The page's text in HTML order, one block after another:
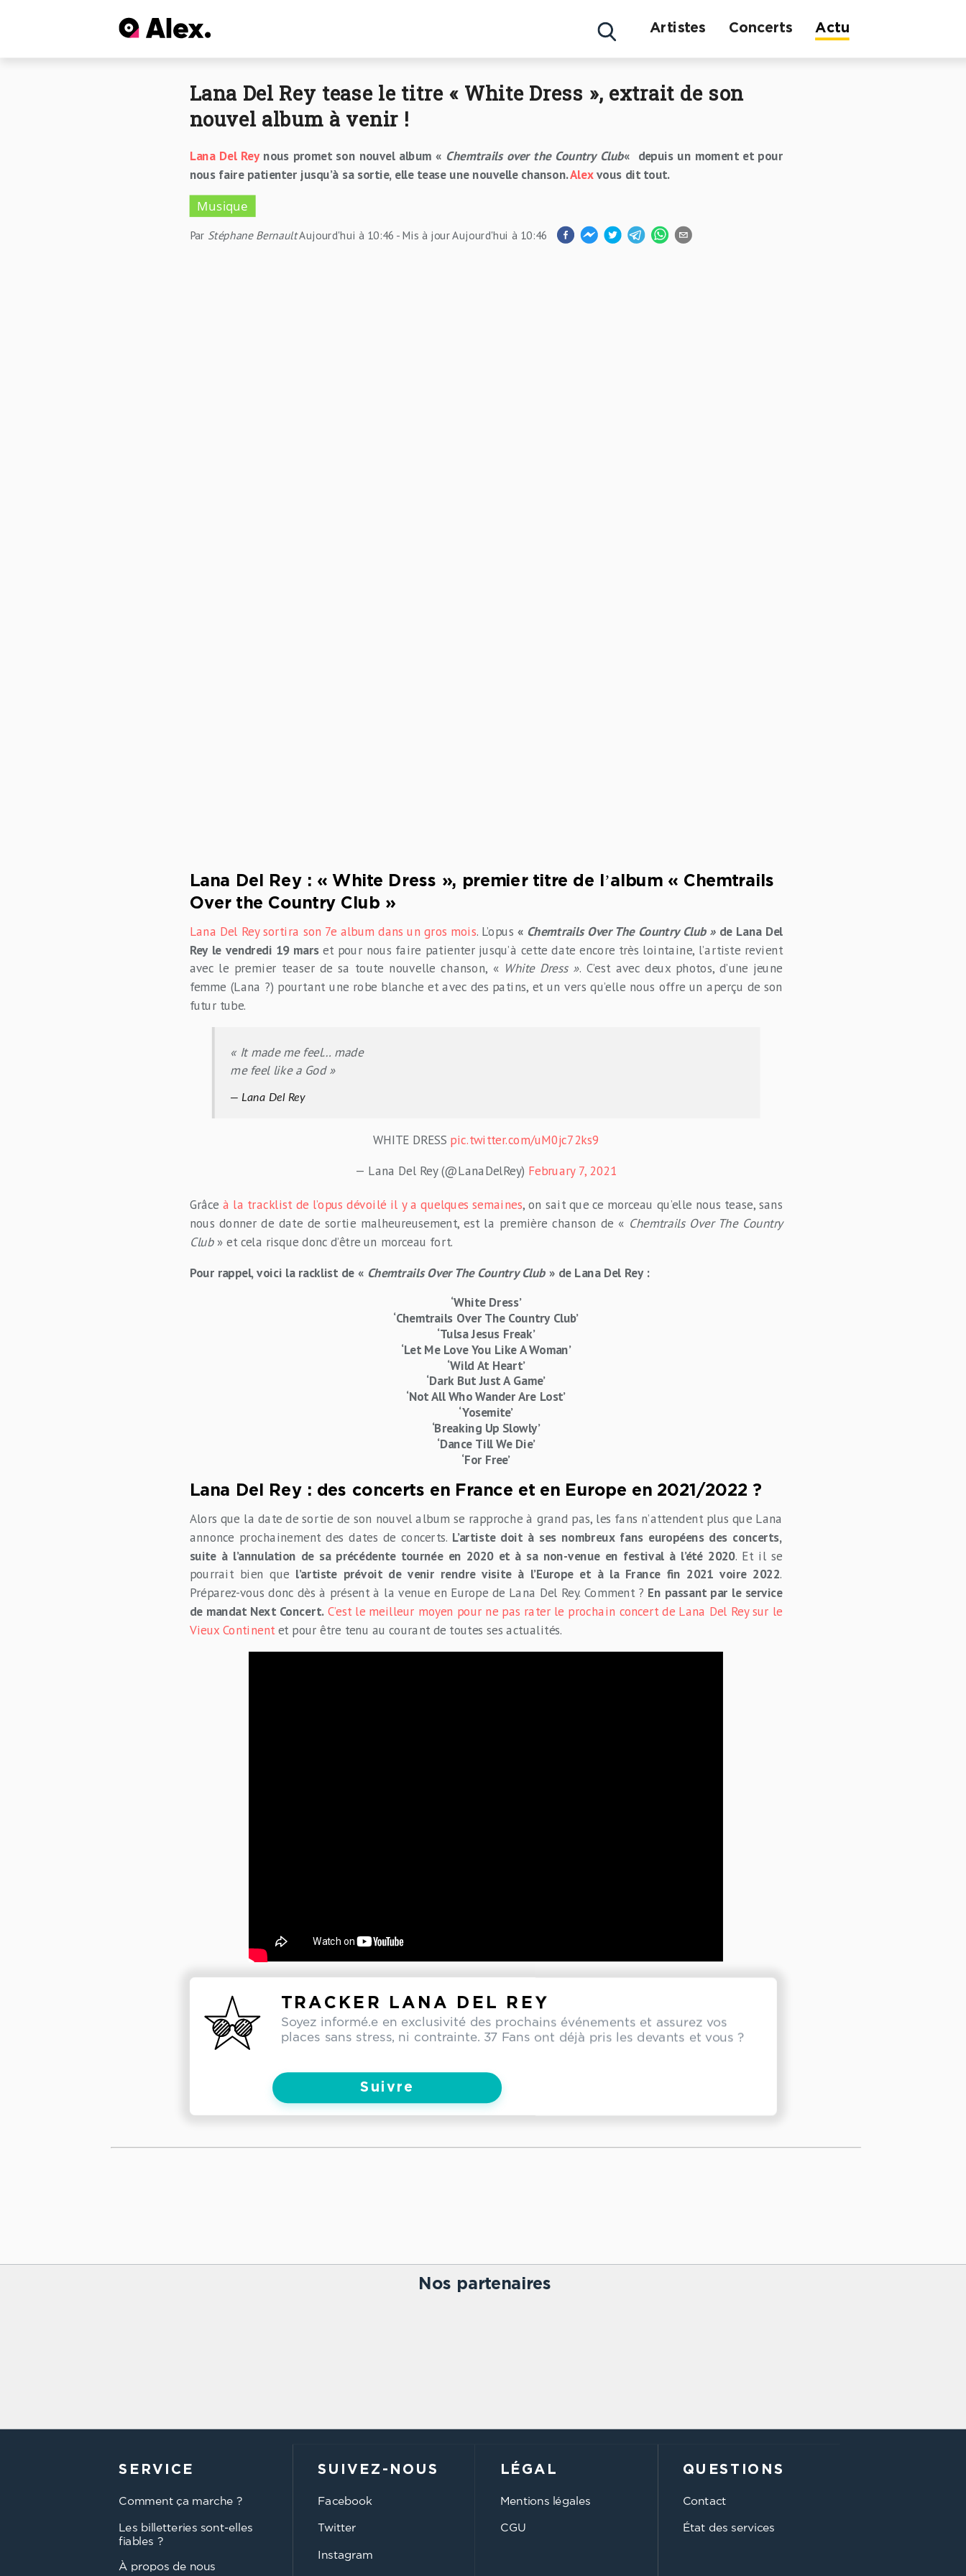
Artistes Concerts Actu
Artistes
Lana Del Rey tease le titre « White Dress », extrait de son
nouvel album à venir !
Lana Del Reynous promet son nouvel album« Chemtrails over the Country Club« depuis un moment et pour
nous faire patienter jusqu’à sa sortie, elle tease une nouvelle chanson.Alexvous dit tout.
Musique
Par Stéphane BernaultAujourd'hui à 10:46 - Mis à jourAujourd'hui à 10:46
Lana Del Rey : « White Dress », premier titre de l’album « Chemtrails
Over the Country Club »
Lana Del Rey sortira son 7e album dans un gros mois. L’opus « Chemtrails Over The Country Club »de Lana Del
Rey le vendredi 19 marset pour nous faire patienter jusqu’à cette date encore très lointaine, l’artiste revient
avec le premier teaser de sa toute nouvelle chanson, « White Dress ». C’est avec deux photos, d’une jeune
femme (Lana ?) pourtant une robe blanche et avec des patins, et un vers qu’elle nous offre un aperçu de son
futur tube.
« It made me feel… made
me feel like a God »
Lana Del Rey
WHITE DRESS pic.twitter.com/uM0jc72ks9
— Lana Del Rey (@LanaDelRey) February 7, 2021
Grâce à la tracklist de l’opus dévoilé il y a quelques semaines, on sait que ce morceau qu’elle nous tease, sans
nous donner de date de sortie malheureusement, est la première chanson de « Chemtrails Over The Country
Club» et cela risque donc d’être un morceau fort.
Pour rappel, voici la racklist de « Chemtrails Over The Country Club» de Lana Del Rey :
‘White Dress’
‘Chemtrails Over The Country Club’
‘Tulsa Jesus Freak’
‘Let Me Love You Like A Woman’
‘Wild At Heart’
‘Dark But Just A Game’
‘Not All Who Wander Are Lost’
‘Yosemite’
‘Breaking Up Slowly’
‘Dance Till We Die’
‘For Free’
Lana Del Rey : des concerts en France et en Europe en 2021/2022 ?
Alors que la date de sortie de son nouvel album se rapproche à grand pas, les fans n’attendent plus que Lana
annonce prochainement des dates de concerts. L’artiste doit à ses nombreux fans européens des concerts,
suite à l’annulation de sa précédente tournée en 2020 et à sa non-venue en festival à l’été 2020. Et il se
pourrait bien que l’artiste prévoit de venir rendre visite à l’Europe et à la France fin 2021 voire 2022.
Préparez-vous donc dès à présent à la venue en Europe de Lana Del Rey. Comment ? En passant par le service
de mandat Next Concert. C’est le meilleur moyen pour ne pas rater le prochain concert de Lana Del Rey sur le
Vieux Continentet pour être tenu au courant de toutes ses actualités.
TRACKER LANA DEL REY
Soyez informé.e en exclusivité des prochains événements et assurez vos
places sans stress, ni contrainte. 37 Fans ont déjà pris les devants et vous ?
Suivre
Nos partenaires
SERVICE
Comment ça marche ?
Les billetteries sont-elles
fiables ?
À propos de nous
SUIVEZ-NOUS
Facebook
Twitter
Instagram
LÉGAL
Mentions légales
CGU
QUESTIONS
Contact
État des services